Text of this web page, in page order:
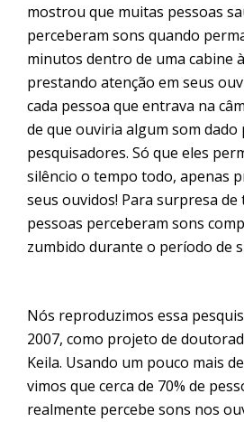
mostrou que muitas pessoas
perceberam sons quando
minutos dentro de uma cabine
prestando atenção em seus
cada pessoa que entrava na
de que ouviria algum som dado
pesquisadores. Só que eles
silêncio o tempo todo, apenas
seus ouvidos! Para surpresa de
pessoas perceberam sons
zumbido durante o período de
Nós reproduzimos essa
2007, como projeto de
Keila. Usando um pouco mais
vimos que cerca de 70% de
realmente percebe sons nos